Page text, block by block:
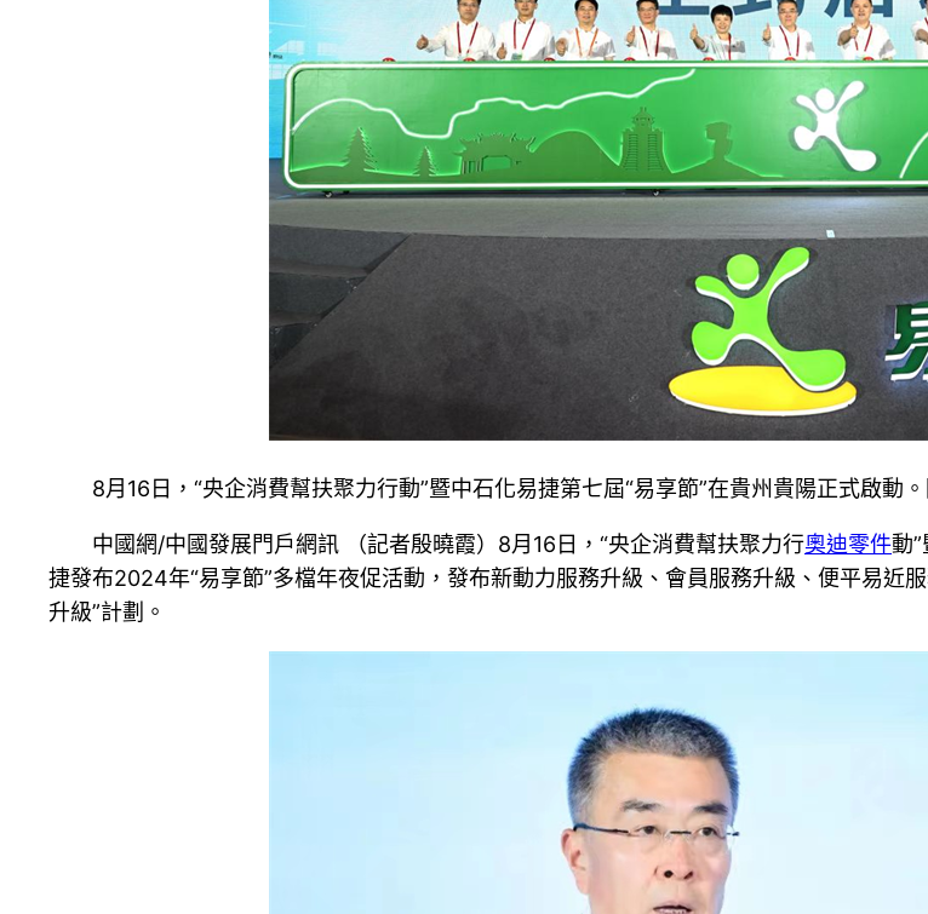
8月16日，“央企消費幫扶聚力行動”暨中石化易捷第七屆“易享節”在貴州貴陽正式啟動
中國網/中國發展門戶網訊 （記者殷曉霞）8月16日，“央企消費幫扶聚力行奧迪零件動
捷發布2024年“易享節”多檔年夜促活動，發布新動力服務升級、會員服務升級、便平易近
升級”計劃。